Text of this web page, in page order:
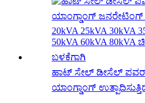
ಹಾಟ್ ಸೇಲ್ ಡೀಸೆಲ್
ಯಾಂಗ್ಡಾಂಗ್